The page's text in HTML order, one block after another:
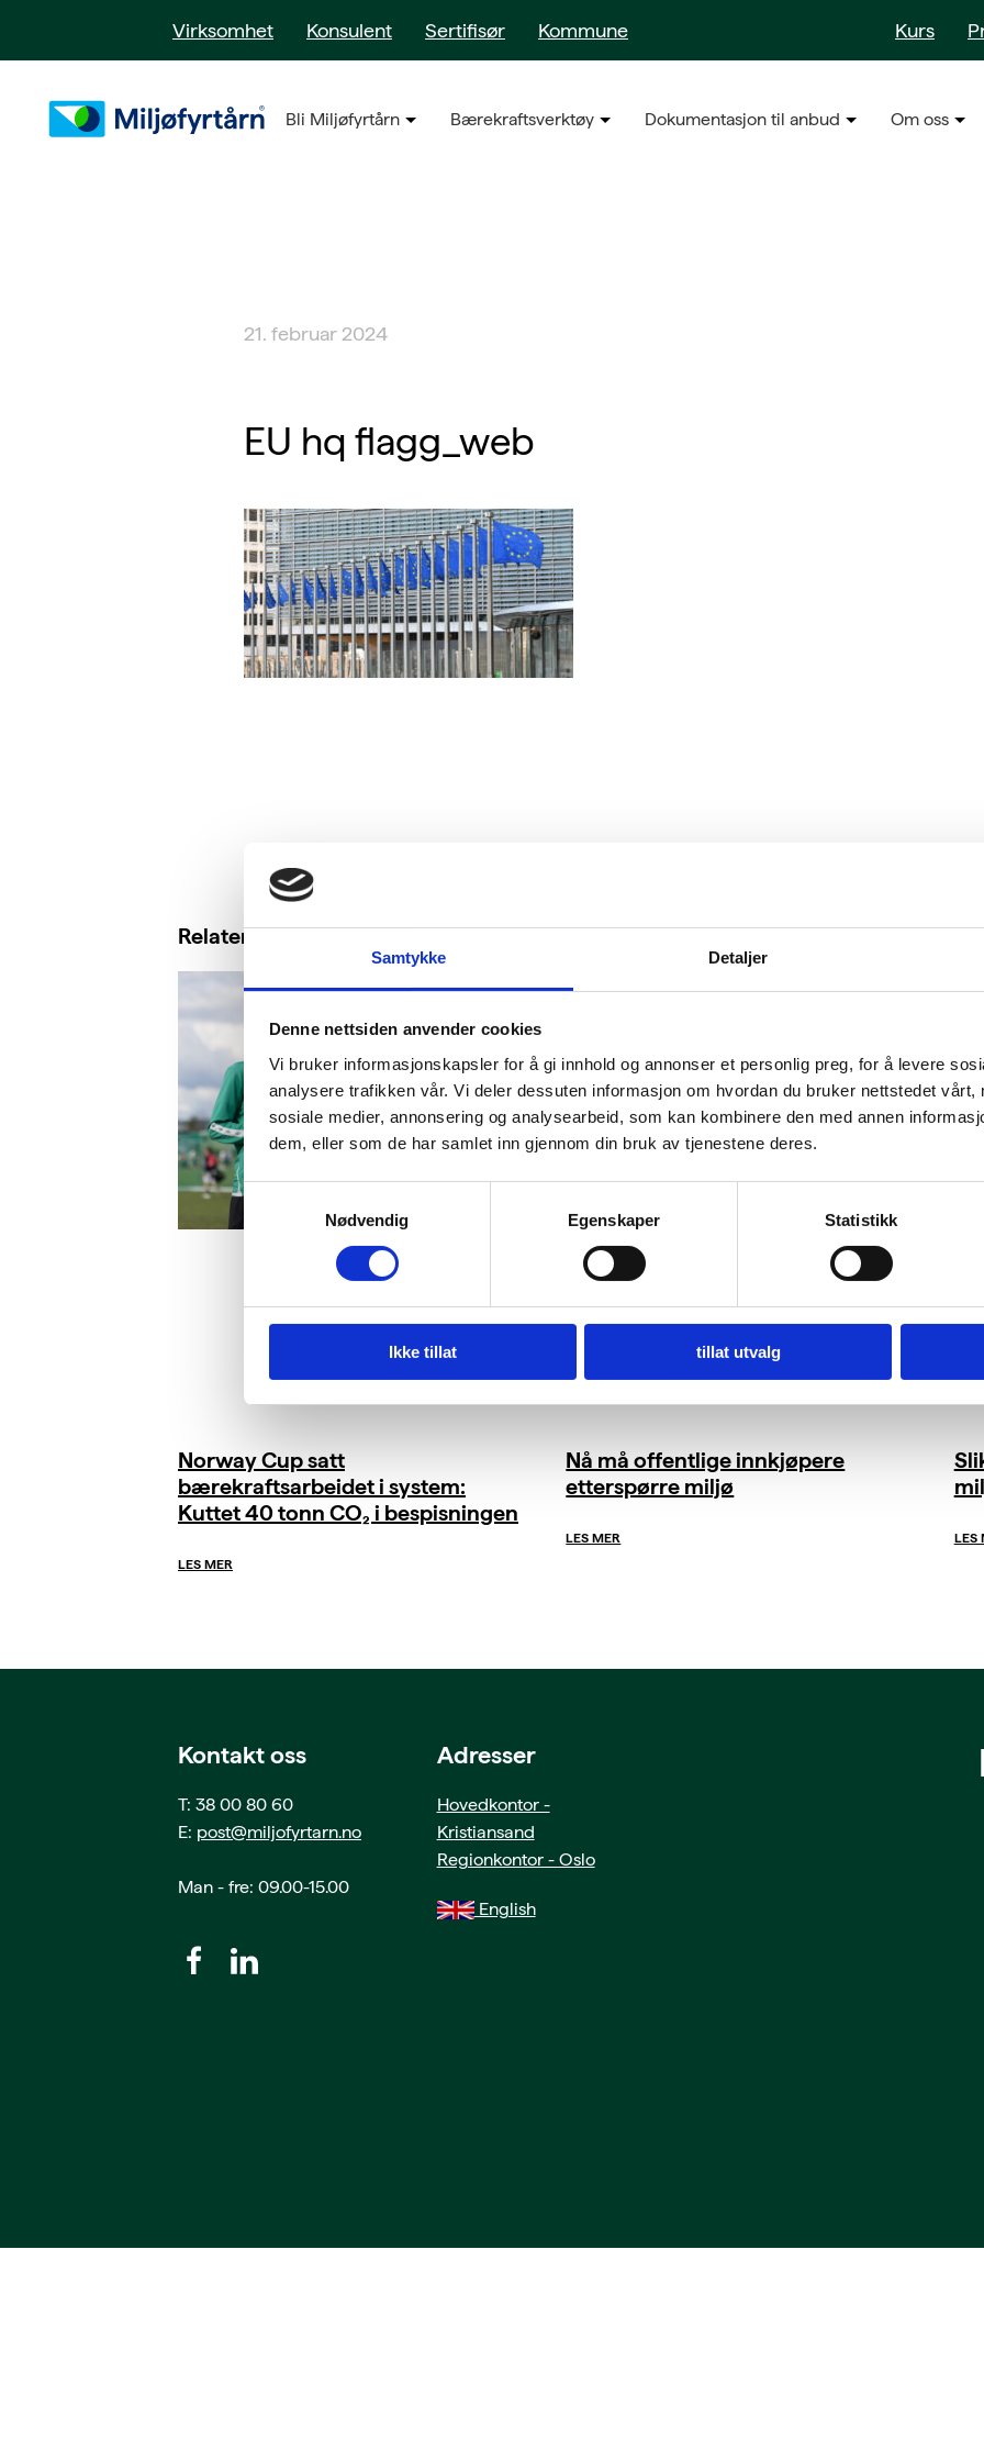
Samtykke Detaljer
Denne nettsiden anvender cookies
Vi bruker informasjonskapsler for å gi innhold og annonser et personlig preg, for å levere
analysere trafikken vår. Vi deler dessuten informasjon om hvordan du bruker nettstedet vårt,
sosiale medier, annonsering og analysearbeid, som kan kombinere den med annen
dem, eller som de har samlet inn gjennom din bruk av tjenestene deres.
Samtykkevalg
Nødvendig
Egenskaper Statistikk
Ikke tillat tillat utvalg
Virksomhet Konsulent Sertifisør Kommune Kurs
Bli Miljøfyrtårn Bærekraftsverktøy Dokumentasjon til anbud Om oss
21. februar 2024
EU hq flagg_web
Relaterte saker
Norway Cup satt
bærekraftsarbeidet i system:
Kuttet 40 tonn CO₂ i bespisningen
LES MER
Nå må offentlige innkjøpere
etterspørre miljø
LES MER LES
Kontakt oss
T: 38 00 80 60
E: post@miljofyrtarn.no
Man - fre: 09.00-15.00
Adresser
Hovedkontor -
Kristiansand
Regionkontor - Oslo
English